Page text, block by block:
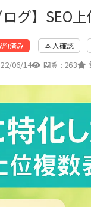
グ】SEO
約済み 本人確認
06/14 閲覧 : 263